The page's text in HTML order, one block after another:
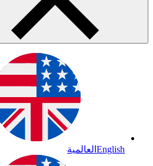
English العالمية